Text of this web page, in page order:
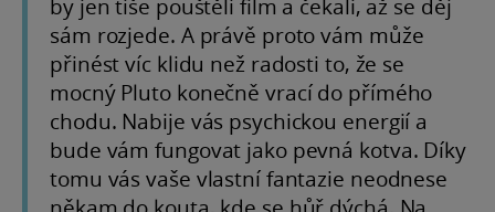
by jen tiše pouštěli film a čekali, až se děj
sám rozjede. A právě proto vám může
přinést víc klidu než radosti to, že se
mocný Pluto konečně vrací do přímého
chodu. Nabije vás psychickou energií a
bude vám fungovat jako pevná kotva. Díky
tomu vás vaše vlastní fantazie neodnese